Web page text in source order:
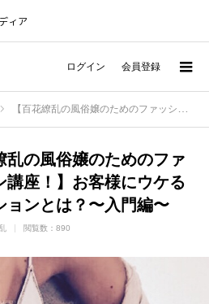
ィア
ログイン 会員登録
【百花繚乱の風俗嬢のためのファッション講座！】お客様にウケるファッションとは？〜入門編〜
乱の風俗嬢のためのファ
講座！】お客様にウケる
ョンとは？〜入門編〜
閲覧数：890